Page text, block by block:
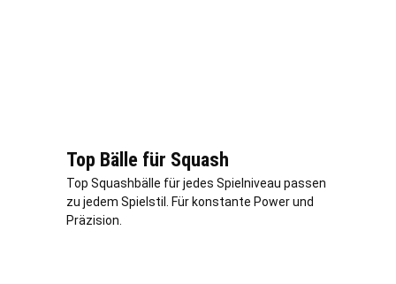
Top Bälle für Squash
Top Squashbälle für jedes Spielniveau passen
zu jedem Spielstil. Für konstante Power und
Präzision.